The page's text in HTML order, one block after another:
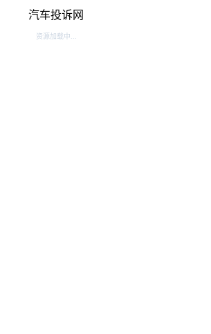
汽车投诉网
资源加载中...